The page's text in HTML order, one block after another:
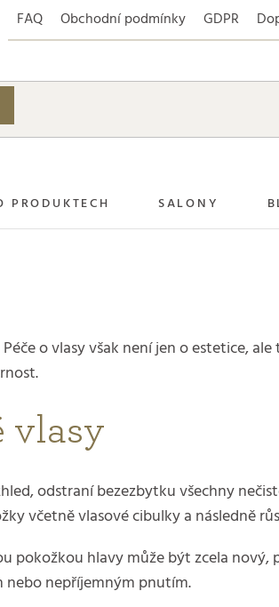
FAQ Obchodní podmínky GDPR
PRODUKTECH SALONY
o vlasy však není jen o estetice,
vlasy
odstraní bezezbytku všechny
včetně vlasové cibulky a následně
pokožkou hlavy může být zcela
nebo nepříjemným pnutím.